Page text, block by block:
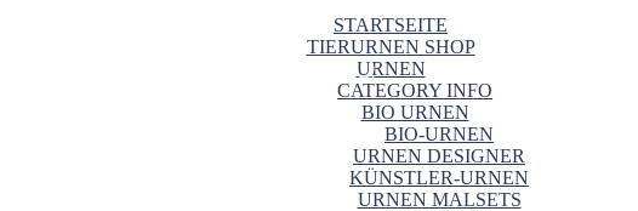
STARTSEITE
TIERURNEN SHOP
URNEN
CATEGORY INFO
BIO URNEN
BIO-URNEN
URNEN DESIGNER
KÜNSTLER-URNEN
URNEN MALSETS